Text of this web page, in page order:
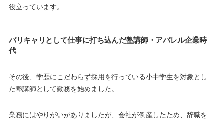
役立っています。
バリキャリとして仕事に打ち込んだ塾講師・アパレル企業時
代
その後、学歴にこだわらず採用を行っている小中学生を対象とし
た塾講師として勤務を始めました。
業務にはやりがいがありましたが、会社が倒産したため、辞職を